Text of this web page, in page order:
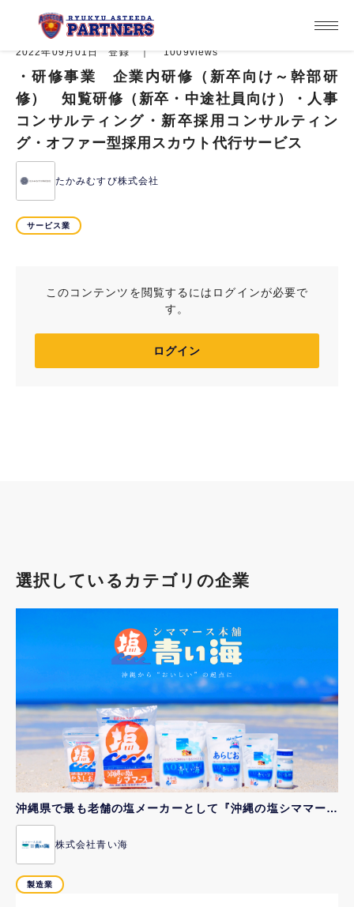
2022年09月01日 登録 ｜ 1009views
・研修事業 企業内研修（新卒向け～幹部研
修） 知覧研修（新卒・中途社員向け）・人事
コンサルティング・新卒採用コンサルティン
グ・オファー型採用スカウト代行サービス
たかみむすび株式会社
サービス業
このコンテンツを閲覧するにはログインが必要で
す。
ログイン
選択しているカテゴリの企業
沖縄県で最も老舗の塩メーカーとして『沖縄の塩シママース』などを中心に、調味料を製造しています。高い製品品質と生産力をもち、県内外はもちろん海...
株式会社青い海
製造業